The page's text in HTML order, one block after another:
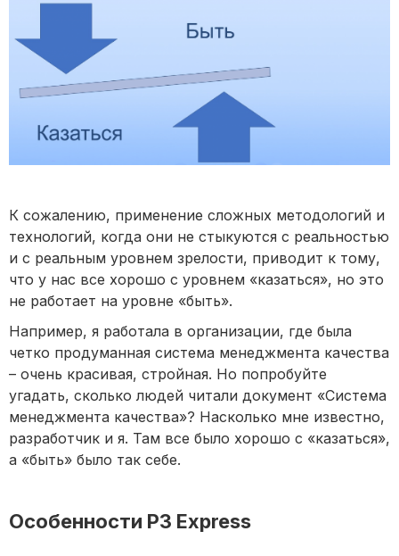
К сожалению, применение сложных методологий и
технологий, когда они не стыкуются с реальностью
и с реальным уровнем зрелости, приводит к тому,
что у нас все хорошо с уровнем «казаться», но это
не работает на уровне «быть».
Например, я работала в организации, где была
четко продуманная система менеджмента качества
– очень красивая, стройная. Но попробуйте
угадать, сколько людей читали документ «Система
менеджмента качества»? Насколько мне известно,
разработчик и я. Там все было хорошо с «казаться»,
а «быть» было так себе.
Особенности P3 Express